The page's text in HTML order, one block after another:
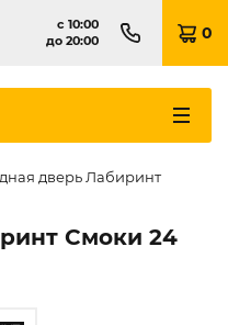
с 10:00
до 20:00 0
дверь Лабиринт
Смоки 24